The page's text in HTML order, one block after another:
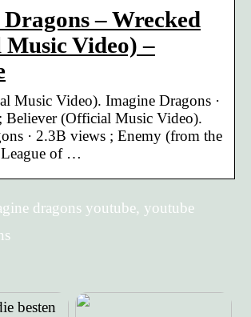
– Wrecked
Video) –
Music Video). Imagine Dragons ·
Believer (Official Music Video).
· 2.3B views ; Enemy (from the
League of …
dragons youtube, youtube